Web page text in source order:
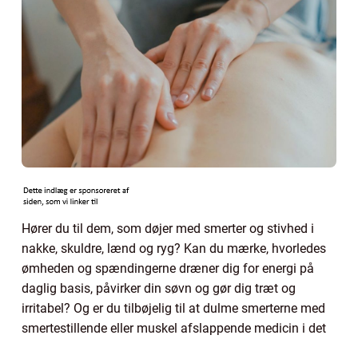
Hører du til dem, som døjer med smerter og stivhed i
nakke, skuldre, lænd og ryg? Kan du mærke, hvorledes
ømheden og spændingerne dræner dig for energi på
daglig basis, påvirker din søvn og gør dig træt og
irritabel? Og er du tilbøjelig til at dulme smerterne med
smertestillende eller muskel afslappende medicin i det